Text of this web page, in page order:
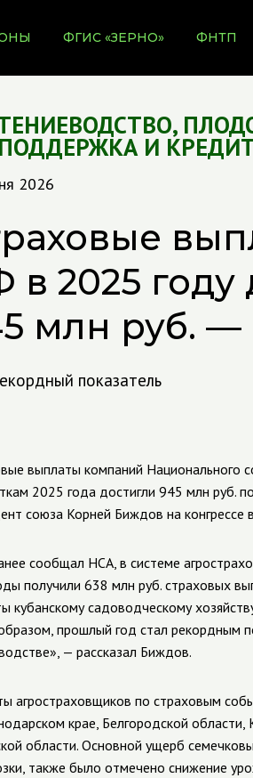
ФГИС «ЗЕРНО» ФНТП
,
И
2026
в 2025 году
млн руб.
показатель
выплаты компаний Национального
2025 года достигли 945 млн руб.
союза Корней Биждов на
сообщал НСА, в системе
получили 638 млн руб. страховых
кубанскому садоводческому
прошлый год стал рекордным
— рассказал Биждов.
агростраховщиков по страховым
крае, Белгородской
области. Основной ущерб
также было отмечено снижение